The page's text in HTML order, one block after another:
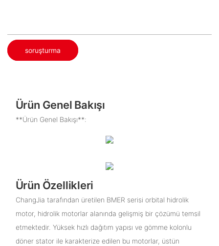
soruşturma
Ürün Genel Bakışı
**Ürün Genel Bakışı**:
Ürün Özellikleri
ChangJia tarafından üretilen BMER serisi orbital hidrolik
motor, hidrolik motorlar alanında gelişmiş bir çözümü temsil
etmektedir. Yüksek hızlı dağıtım yapısı ve gömme kolonlu
döner stator ile karakterize edilen bu motorlar, üstün